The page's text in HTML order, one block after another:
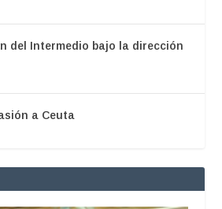
del Intermedio bajo la dirección
a Ceuta